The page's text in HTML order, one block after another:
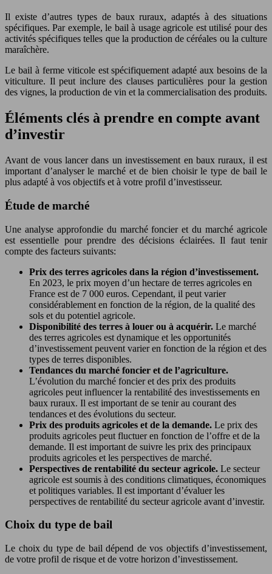
Il existe d’autres types de baux ruraux, adaptés à des situations
spécifiques. Par exemple, le bail à usage agricole est utilisé pour des
activités spécifiques telles que la production de céréales ou la culture
maraîchère.
Le bail à ferme viticole est spécifiquement adapté aux besoins de la
viticulture. Il peut inclure des clauses particulières pour la gestion
des vignes, la production de vin et la commercialisation des produits.
Éléments clés à prendre en compte avant
d’investir
Avant de vous lancer dans un investissement en baux ruraux, il est
important d’analyser le marché et de bien choisir le type de bail le
plus adapté à vos objectifs et à votre profil d’investisseur.
Étude de marché
Une analyse approfondie du marché foncier et du marché agricole
est essentielle pour prendre des décisions éclairées. Il faut tenir
compte des facteurs suivants:
Prix des terres agricoles dans la région d’investissement.
En 2023, le prix moyen d’un hectare de terres agricoles en
France est de 7 000 euros. Cependant, il peut varier
considérablement en fonction de la région, de la qualité des
sols et du potentiel agricole.
Disponibilité des terres à louer ou à acquérir. Le marché
des terres agricoles est dynamique et les opportunités
d’investissement peuvent varier en fonction de la région et des
types de terres disponibles.
Tendances du marché foncier et de l’agriculture.
L’évolution du marché foncier et des prix des produits
agricoles peut influencer la rentabilité des investissements en
baux ruraux. Il est important de se tenir au courant des
tendances et des évolutions du secteur.
Prix des produits agricoles et de la demande. Le prix des
produits agricoles peut fluctuer en fonction de l’offre et de la
demande. Il est important de suivre les prix des principaux
produits agricoles et les perspectives de marché.
Perspectives de rentabilité du secteur agricole. Le secteur
agricole est soumis à des conditions climatiques, économiques
et politiques variables. Il est important d’évaluer les
perspectives de rentabilité du secteur agricole avant d’investir.
Choix du type de bail
Le choix du type de bail dépend de vos objectifs d’investissement,
de votre profil de risque et de votre horizon d’investissement.